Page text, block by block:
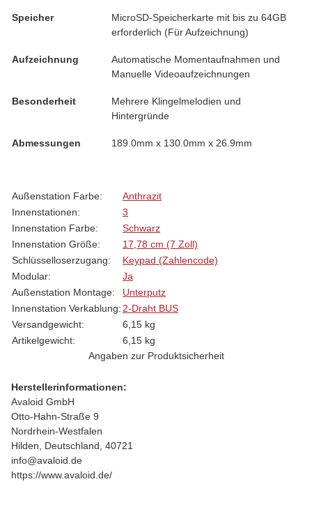
Speicher
MicroSD-Speicherkarte mit bis zu 64GB
erforderlich (Für Aufzeichnung)
Aufzeichnung
Automatische Momentaufnahmen und
Manuelle Videoaufzeichnungen
Besonderheit
Mehrere Klingelmelodien und
Hintergründe
Abmessungen 189.0mm x 130.0mm x 26.9mm
Produkteigenschaft
Wert
Außenstation Farbe:
Anthrazit
Innenstationen:
3
Innenstation Farbe:
Schwarz
Innenstation Größe:
17,78 cm (7 Zoll)
Schlüsselloserzugang:
Keypad (Zahlencode)
Modular:
Ja
Außenstation Montage:
Unterputz
Innenstation Verkablung: 2-Draht BUS
Versandgewicht:
6,15 kg
Artikelgewicht:
6,15 kg
Angaben zur Produktsicherheit
Herstellerinformationen:
Avaloid GmbH
Otto-Hahn-Straße 9
Nordrhein-Westfalen
Hilden, Deutschland, 40721
info@avaloid.de
https://www.avaloid.de/